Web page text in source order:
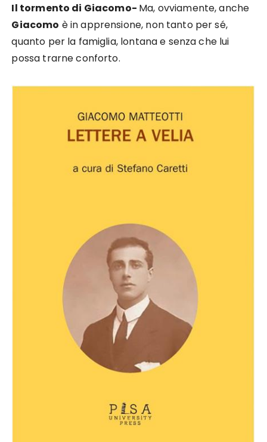
Il tormento di Giacomo- Ma, ovviamente, anche
Giacomo è in apprensione, non tanto per sé,
quanto per la famiglia, lontana e senza che lui
possa trarne conforto.